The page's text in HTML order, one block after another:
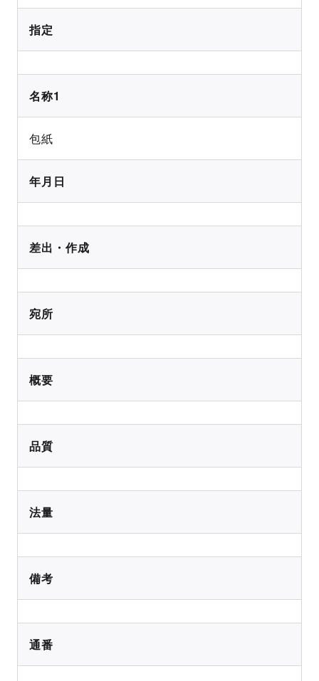
指定
名称1
包紙
年月日
差出・作成
宛所
概要
品質
法量
備考
通番